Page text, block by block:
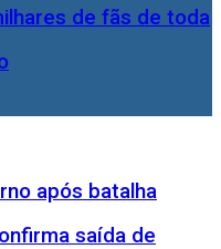
de fãs de toda
após batalha
saída de